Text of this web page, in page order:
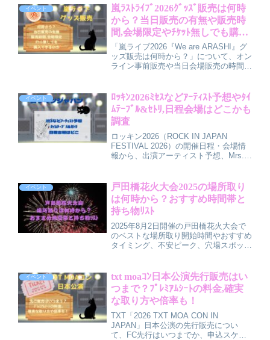
花火大会を満喫するためのポイントや会
場周辺の攻略情報をわかりやすくまとめ
たガイド記事です。
イベント
嵐ﾗｽﾄﾗｲﾌﾞ2026ｸﾞｯｽﾞ販売は何時
から？当日販売の有無や販売時
間,会場限定やﾁｹｯﾄ無しでも購入
できるのかについて
「嵐ライブ2026『We are ARASHI』グ
ッズ販売は何時から？」について、オン
ライン事前販売や当日会場販売の時間、
傾向、確実に購入するコツまで分かりや
すく解説しています。
イベント
ﾛｯｷﾝ2026ﾐｾｽなどｱｰﾃｨｽﾄ予想やﾀｲ
ﾑﾃｰﾌﾞﾙ&ｾﾄﾘ,日程会場はどこかも
調査
ロッキン2026（ROCK IN JAPAN
FESTIVAL 2026）の開催日程・会場情
報から、出演アーティスト予想、Mrs.
をわかりやすく解説。チケット情報や事
前準備のポイントもまとめています。
イベント
戸田橋花火大会2025の場所取り
は何時から？おすすめ時間帯と
持ち物ﾘｽﾄ
2025年8月2日開催の戸田橋花火大会で
のベストな場所取り開始時間やおすすめ
タイミング、不安ピーク、穴場スポッ
夫や当日の注意点、準備のコツも紹介
し、思い出作りに役立つ情報が注目で
す。
イベント
txt moaｺﾝ日本公演先行販売はい
つまで？ﾌﾟﾚﾐｱﾑｼｰﾄの料金,確実
な取り方や倍率も！
TXT「2026 TXT MOA CON IN
JAPAN」日本公演の先行販売につい
て、FC先行はいつまでか、申込スケジ